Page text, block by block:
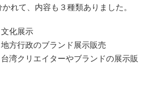
れて、内容も３種類ありました。
化展示
方行政のブランド展示販売
湾クリエイターやブランドの展示販